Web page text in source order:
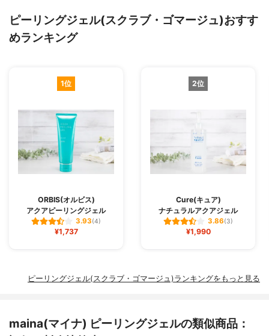
ピーリングジェル(スクラブ・ゴマージュ)おすす
めランキング
1位
ORBIS(オルビス)
アクアピーリングジェル
3.93(4)
¥1,737
2位
Cure(キュア)
ナチュラルアクアジェル
3.86(3)
¥1,990
ピーリングジェル(スクラブ・ゴマージュ)ランキングをもっと見る
maina(マイナ) ピーリングジェルの類似商品：